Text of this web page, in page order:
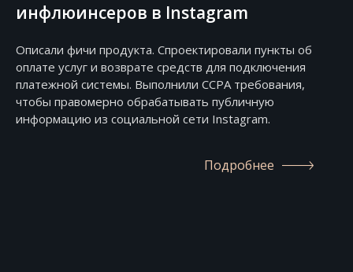
инфлюинсеров в Instagram
Описали фичи продукта. Спроектировали пункты об
оплате услуг и возврате средств для подключения
платежной системы. Выполнили CCPA требования,
чтобы правомерно обрабатывать публичную
информацию из социальной сети Instagram.
Подробнее